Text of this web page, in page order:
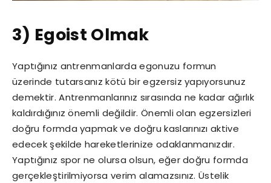
3) Egoist Olmak
Yaptığınız antrenmanlarda egonuzu formun
üzerinde tutarsanız kötü bir egzersiz yapıyorsunuz
demektir. Antrenmanlarınız sırasında ne kadar ağırlık
kaldırdığınız önemli değildir. Önemli olan egzersizleri
doğru formda yapmak ve doğru kaslarınızı aktive
edecek şekilde hareketlerinize odaklanmanızdır.
Yaptığınız spor ne olursa olsun, eğer doğru formda
gerçekleştirilmiyorsa verim alamazsınız. Üstelik